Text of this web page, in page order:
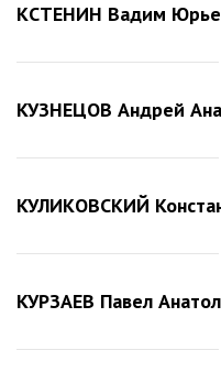
КСТЕНИН Вадим
КУЗНЕЦОВ Андрей
КУЛИКОВСКИЙ
КУРЗАЕВ Павел